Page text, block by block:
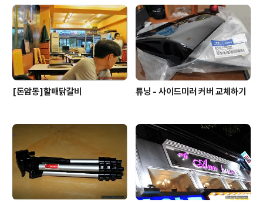
[돈암동]할매닭갈비 튜닝 - 사이드미러 커버 교체하기